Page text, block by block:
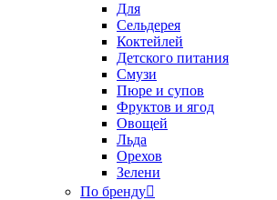
Для
Сельдерея
Коктейлей
Детского питания
Смузи
Пюре и супов
Фруктов и ягод
Овощей
Льда
Орехов
Зелени
По бренду